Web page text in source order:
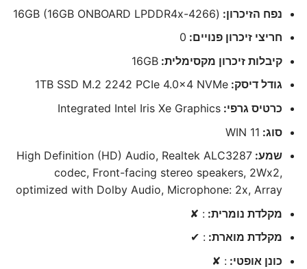
נפח הזיכרון: (16GB (16GB ONBOARD LPDDR4x-4266
חריצי זיכרון פנויים: 0
קיבלות זיכרון מקסימלית: 16GB
גודל דיסק: 1TB SSD M.2 2242 PCIe 4.0×4 NVMe
כרטיס גרפי: Integrated Intel Iris Xe Graphics
סוג: WIN 11
שמע: High Definition (HD) Audio, Realtek ALC3287
codec, Front-facing stereo speakers, 2Wx2,
optimized with Dolby Audio, Microphone: 2x, Array
מקלדת נומרית: : ✘
מקלדת מוארת: : ✔
כונן אופטי: : ✘